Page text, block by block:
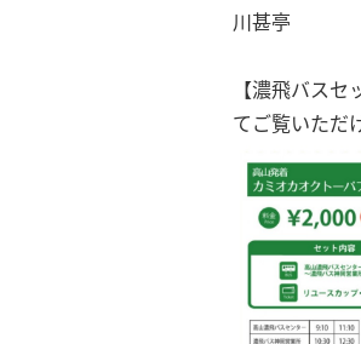
川甚亭
【濃飛バス
てご覧いただ